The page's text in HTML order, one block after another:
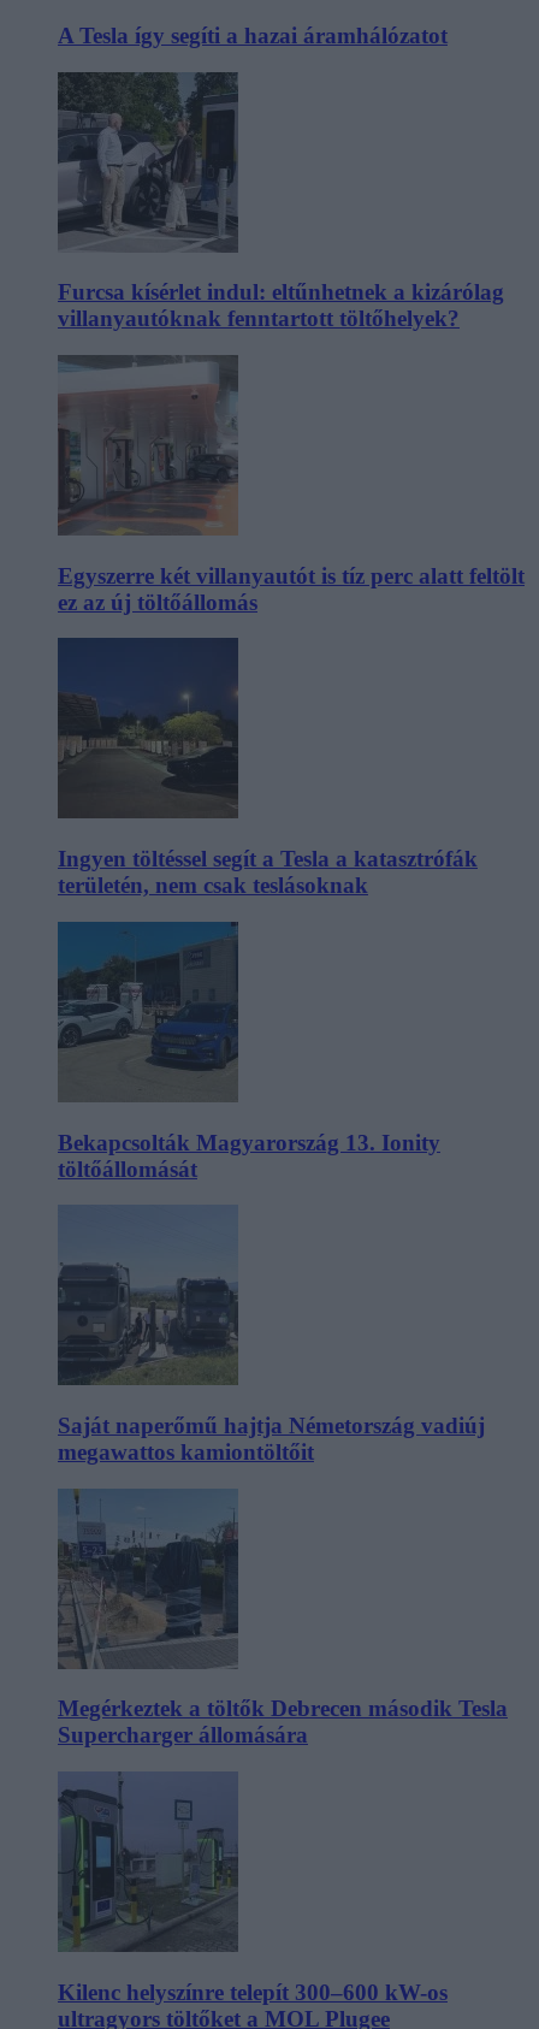
A Tesla így segíti a hazai áramhálózatot
Furcsa kísérlet indul: eltűnhetnek a kizárólag
villanyautóknak fenntartott töltőhelyek?
Egyszerre két villanyautót is tíz perc alatt feltölt
ez az új töltőállomás
Ingyen töltéssel segít a Tesla a katasztrófák
területén, nem csak teslásoknak
Bekapcsolták Magyarország 13. Ionity
töltőállomását
Saját naperőmű hajtja Németország vadiúj
megawattos kamiontöltőit
Megérkeztek a töltők Debrecen második Tesla
Supercharger állomására
Kilenc helyszínre telepít 300–600 kW-os
ultragyors töltőket a MOL Plugee